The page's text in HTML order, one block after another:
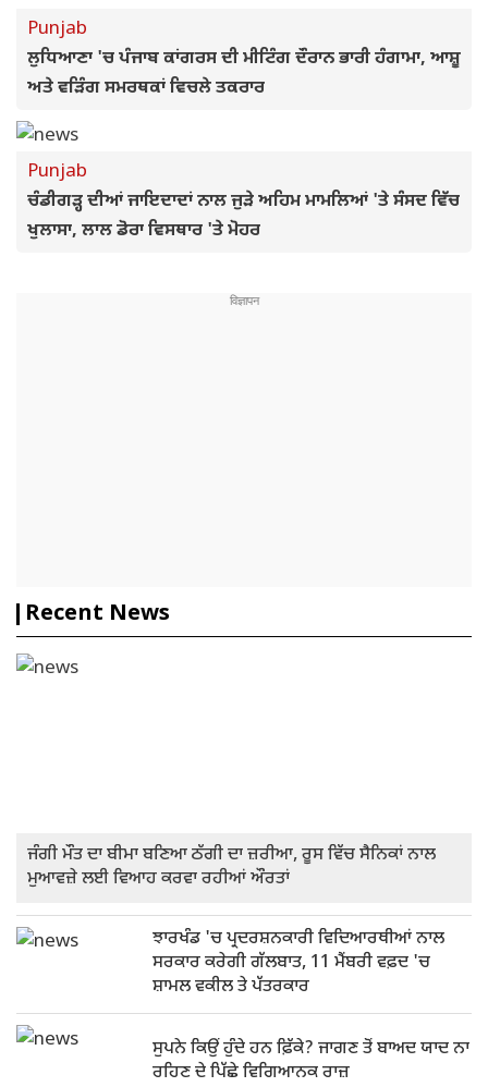
Punjab
ਲੁਧਿਆਣਾ 'ਚ ਪੰਜਾਬ ਕਾਂਗਰਸ ਦੀ ਮੀਟਿੰਗ ਦੌਰਾਨ ਭਾਰੀ ਹੰਗਾਮਾ, ਆਸ਼ੂ
ਅਤੇ ਵੜਿੰਗ ਸਮਰਥਕਾਂ ਵਿਚਲੇ ਤਕਰਾਰ
Punjab
ਚੰਡੀਗੜ੍ਹ ਦੀਆਂ ਜਾਇਦਾਦਾਂ ਨਾਲ ਜੁੜੇ ਅਹਿਮ ਮਾਮਲਿਆਂ 'ਤੇ ਸੰਸਦ ਵਿੱਚ
ਖੁਲਾਸਾ, ਲਾਲ ਡੋਰਾ ਵਿਸਥਾਰ 'ਤੇ ਮੋਹਰ
Recent News
ਜੰਗੀ ਮੌਤ ਦਾ ਬੀਮਾ ਬਣਿਆ ਠੱਗੀ ਦਾ ਜ਼ਰੀਆ, ਰੂਸ ਵਿੱਚ ਸੈਨਿਕਾਂ ਨਾਲ
ਮੁਆਵਜ਼ੇ ਲਈ ਵਿਆਹ ਕਰਵਾ ਰਹੀਆਂ ਔਰਤਾਂ
ਝਾਰਖੰਡ 'ਚ ਪ੍ਰਦਰਸ਼ਨਕਾਰੀ ਵਿਦਿਆਰਥੀਆਂ ਨਾਲ
ਸਰਕਾਰ ਕਰੇਗੀ ਗੱਲਬਾਤ, 11 ਮੈਂਬਰੀ ਵਫ਼ਦ 'ਚ
ਸ਼ਾਮਲ ਵਕੀਲ ਤੇ ਪੱਤਰਕਾਰ
ਸੁਪਨੇ ਕਿਉਂ ਹੁੰਦੇ ਹਨ ਫ਼ਿੱਕੇ? ਜਾਗਣ ਤੋਂ ਬਾਅਦ ਯਾਦ ਨਾ
ਰਹਿਣ ਦੇ ਪਿੱਛੇ ਵਿਗਿਆਨਕ ਰਾਜ਼